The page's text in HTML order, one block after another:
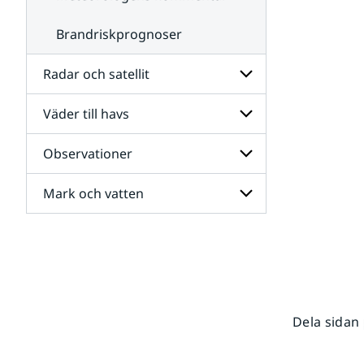
Brandriskprognoser
Radar och satellit
Undersidor
för
Radar
och
satellit
Väder till havs
Undersidor
för
Väder
till
havs
Observationer
Undersidor
för
Mark och vatten
Dela sidan